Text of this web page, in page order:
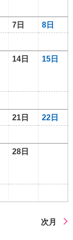
7日 8日
14日 15日
21日 22日
28日
次月